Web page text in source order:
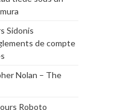
Sidonis
de compte
Nolan – The
Roboto